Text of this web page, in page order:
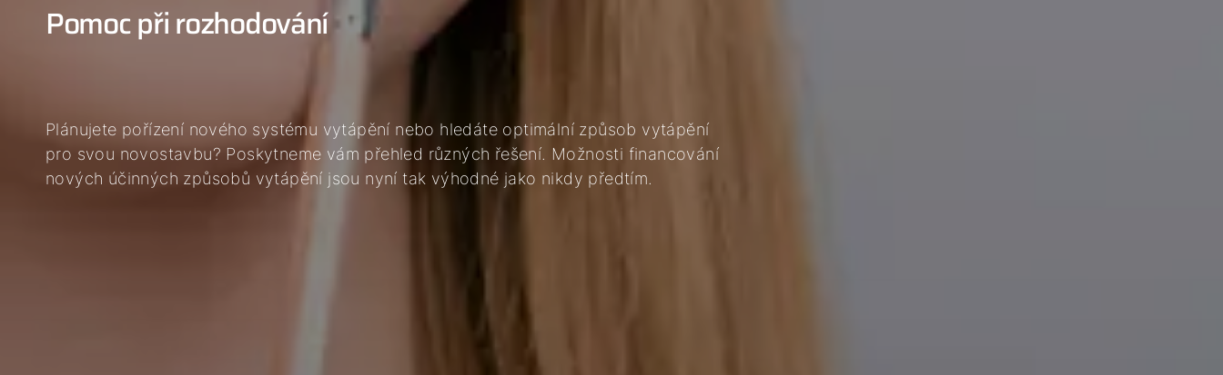
Pomoc při rozhodování
Plánujete pořízení nového systému vytápění nebo hledáte optimální způsob vytápění
pro svou novostavbu? Poskytneme vám přehled různých řešení. Možnosti financování
nových účinných způsobů vytápění jsou nyní tak výhodné jako nikdy předtím.